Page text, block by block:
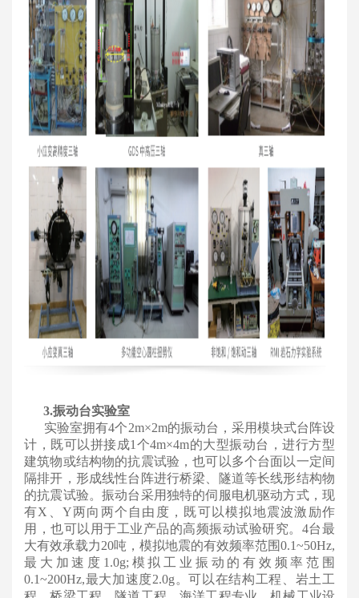
3.振动台实验室
实验室拥有4个2m×2m的振动台，采用模块式台阵设
计，既可以拼接成1个4m×4m的大型振动台，进行方型
建筑物或结构物的抗震试验，也可以多个台面以一定间
隔排开，形成线性台阵进行桥梁、隧道等长线形结构物
的抗震试验。振动台采用独特的伺服电机驱动方式，现
有X、Y两向两个自由度，既可以模拟地震波激励作
用，也可以用于工业产品的高频振动试验研究。4台最
大有效承载力20吨，模拟地震的有效频率范围0.1~50Hz,
最大加速度1.0g;模拟工业振动的有效频率范围
0.1~200Hz,最大加速度2.0g。可以在结构工程、岩土工